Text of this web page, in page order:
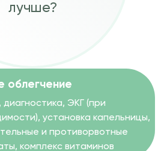
лучше?
облегчение
ЭКГ (при
установка капельницы,
и противорвотные
комплекс витаминов